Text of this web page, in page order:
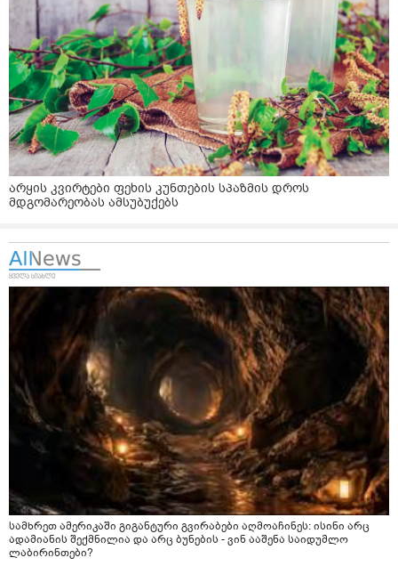
არყის კვირტები ფეხის კუნთების სპაზმის დროს
მდგომარეობას ამსუბუქებს
სამხრეთ ამერიკაში გიგანტური გვირაბები აღმოაჩინეს: ისინი არც
ადამიანის შექმნილია და არც ბუნების - ვინ ააშენა საიდუმლო
ლაბირინთები?